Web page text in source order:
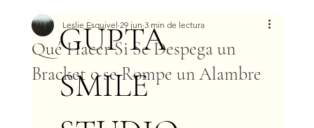
GUPTA
SMILE
Qué Hacer Si Se Despega un
Bracket o se Rompe un Alambre
Leslie Esquivel 29 jun 3 min de lectura